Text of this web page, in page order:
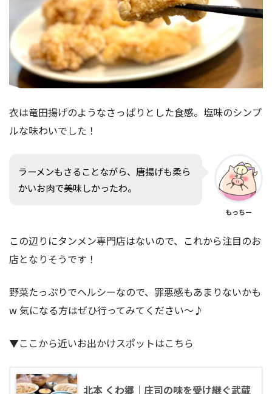
衣は竜田揚げのようなさっぱりとした食感。塩味のシンプ
ルな味わいでした！
ラーメンもさることながら、唐揚げも柔ら
かいお肉で美味しかったわ。
もっちー
この辺りにタンメン専門店はないので、これから注目のお
店となりそうです！
野菜たっぷりでヘルシーなので、罪悪感もあまりないかも
w 気になる方はぜひ行ってみてください〜♪
▼ここから近いお出かけスポットはこちら
北本 くわ郷｜庄司の味を受け継ぐ武蔵